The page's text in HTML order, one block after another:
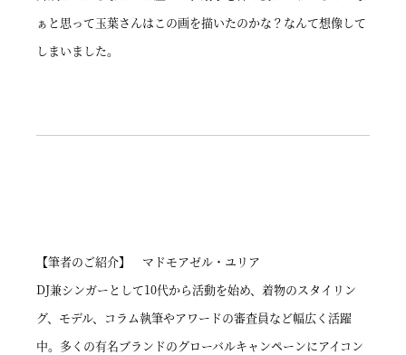
ぁと思って玉葉さんはこの画を描いたのかな？なんて想像して
しまいました。
【筆者のご紹介】 マドモアゼル・ユリア
DJ兼シンガーとして10代から活動を始め、着物のスタイリン
グ、モデル、コラム執筆やアワードの審査員など幅広く活躍
中。多くの有名ブランドのグローバルキャンペーンにアイコン